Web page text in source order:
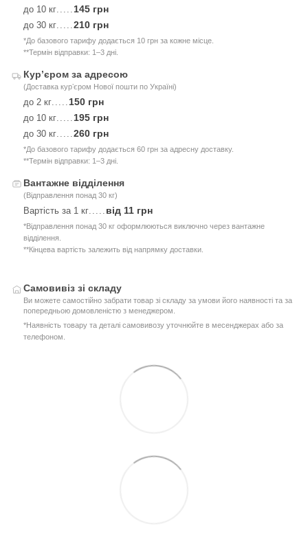
до 10 кг.....145 грн
до 30 кг.....210 грн
*До базового тарифу додається 10 грн за кожне місце.
**Термін відправки: 1–3 дні.
Курʼєром за адресою
(Доставка курʼєром Нової пошти по Україні)
до 2 кг.....150 грн
до 10 кг.....195 грн
до 30 кг.....260 грн
*До базового тарифу додається 60 грн за адресну доставку.
**Термін відправки: 1–3 дні.
Вантажне відділення
(Відправлення понад 30 кг)
Вартість за 1 кг..... від 11 грн
*Відправлення понад 30 кг оформлюються виключно через вантажне
відділення.
**Кінцева вартість залежить від напрямку доставки.
Самовивіз зі складу
Ви можете самостійно забрати товар зі складу за умови його наявності та за
попередньою домовленістю з менеджером.
*Наявність товару та деталі самовивозу уточнюйте в месенджерах або за
телефоном.